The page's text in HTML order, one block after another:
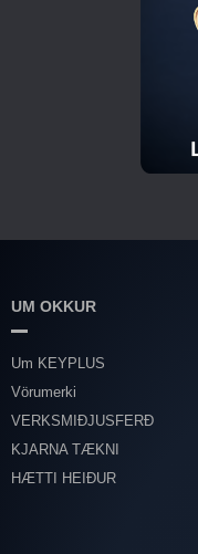
UM OKKUR
Um KEYPLUS
Vörumerki
VERKSMIÐJUSFERÐ
KJARNA TÆKNI
HÆTTI HEIÐUR